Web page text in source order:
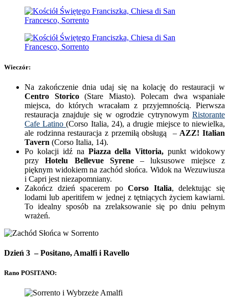
Wieczór:
Na zakończenie dnia udaj się na kolację do restauracji w
Centro Storico(Stare Miasto). Polecam dwa wspaniałe
miejsca, do których wracałam z przyjemnością. Pierwsza
restauracja znajduje się w ogrodzie cytrynowym Ristorante
Cafe Latino(Corso Italia, 24), a drugie miejsce to niewielka,
ale rodzinna restauracja z przemiłą obsługą – AZZ! Italian
Tavern (Corso Italia, 14).
Po kolacji idź na Piazza della Vittoria,punkt widokowy
przy Hotelu Bellevue Syrene– luksusowe miejsce z
pięknym widokiem na zachód słońca. Widok na Wezuwiusza
i Capri jest niezapomniany.
Zakończ dzień spacerem poCorso Italia, delektując się
lodami lub aperitifem w jednej z tętniących życiem kawiarni.
To idealny sposób na zrelaksowanie się po dniu pełnym
wrażeń.
Dzień 3 –Positano, Amalfi i Ravello
Rano POSITANO: